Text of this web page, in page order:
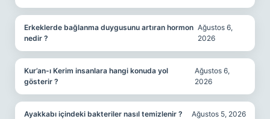
Erkeklerde bağlanma duygusunu artıran hormon
nedir ?
Ağustos 6,
2026
Kur’an-ı Kerim insanlara hangi konuda yol
gösterir ?
Ağustos 6,
2026
Ayakkabı içindeki bakteriler nasıl temizlenir ? Ağustos 5, 2026